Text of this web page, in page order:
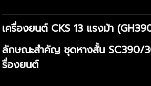
เครื่องยนต์ CKS 13 แรงม้า
ลักษณะสำคัญ ชุดหางสั้น SC390/
รื่องยนต์